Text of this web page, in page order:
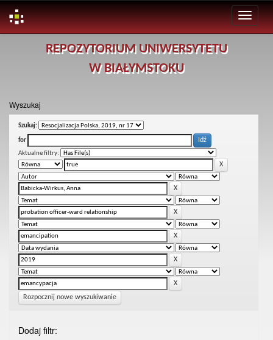
REPOZYTORIUM UNIWERSYTETU
W BIAŁYMSTOKU
Wyszukaj
Szukaj:
for
Aktualne filtry:
Rozpocznij nowe wyszukiwanie
Dodaj filtr: